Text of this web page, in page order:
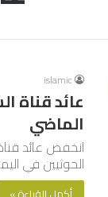
islamic
الماضي
الحوثيين في